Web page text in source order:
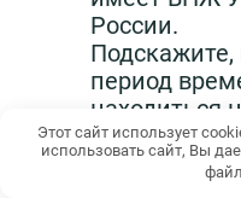
России.
Подскажите,
период
находиться
Напишите
пишите, мой
Этот сайт использует
использовать сайт, Вы